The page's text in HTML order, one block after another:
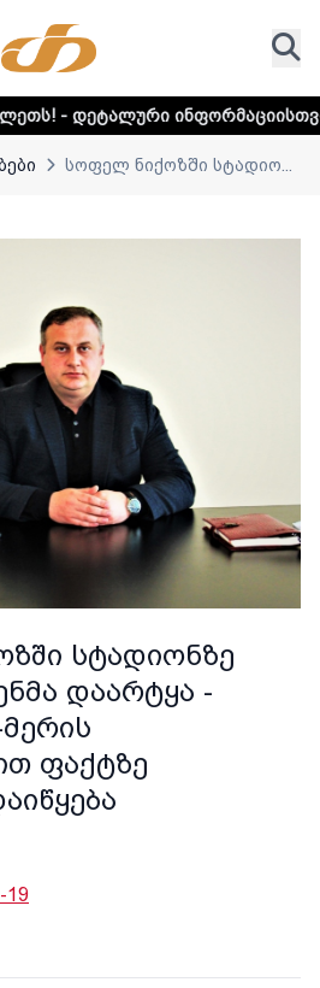
ინფორმაციისთვის დააკლიკეთ
სოფელ ნიქოზში სტადიო...
სტადიონზე
დაარტყა -
ფაქტზე
19